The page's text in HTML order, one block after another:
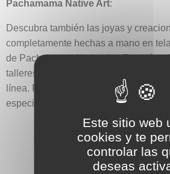
Pachamama Native Art:
Descubra también las joyas y
completamente hechas a mano en
de Pachamama Native Art. También
talleres de tejido con chaquira, tanto
línea. Puede seguirlos enFacebook
especialmente para los cursos, en
Este sitio web
cookies y te
controlar las
deseas